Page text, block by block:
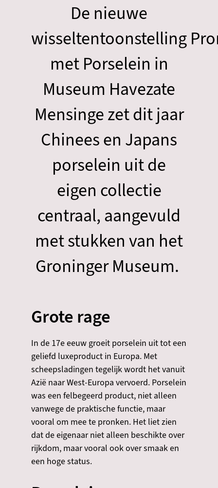
De nieuwe
wisseltentoonstelling
met Porselein in
Museum Havezate
Mensinge zet dit jaar
Chinees en Japans
porselein uit de
eigen collectie
centraal, aangevuld
met stukken van het
Groninger Museum.
Grote rage
In de 17e eeuw groeit porselein uit tot een
geliefd luxeproduct in Europa. Met
scheepsladingen tegelijk wordt het vanuit
Azië naar West-Europa vervoerd. Porselein
was een felbegeerd product, niet alleen
vanwege de praktische functie, maar
vooral om mee te pronken. Het liet zien
dat de eigenaar niet alleen beschikte over
rijkdom, maar vooral ook over smaak en
een hoge status.